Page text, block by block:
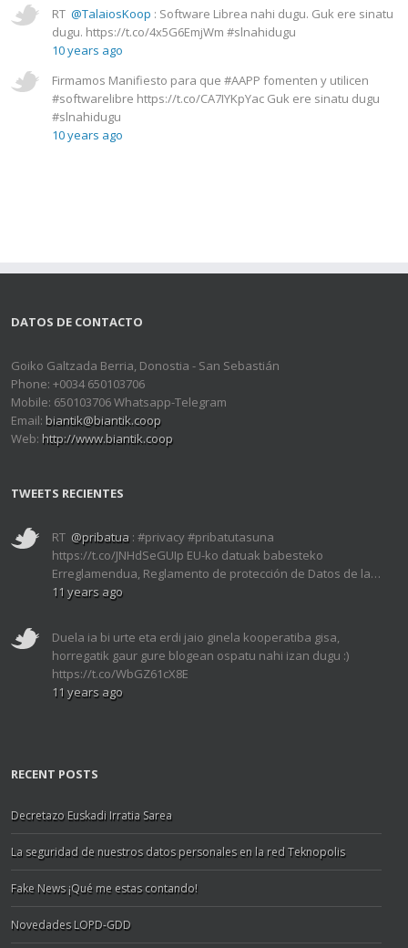
RT @TalaiosKoop : Software Librea nahi dugu. Guk ere sinatu
dugu. https://t.co/4x5G6EmjWm #slnahidugu
10 years ago
Firmamos Manifiesto para que #AAPP fomenten y utilicen
#softwarelibre https://t.co/CA7IYKpYac Guk ere sinatu dugu
#slnahidugu
10 years ago
DATOS DE CONTACTO
Goiko Galtzada Berria, Donostia - San Sebastián
Phone: +0034 650103706
Mobile: 650103706 Whatsapp-Telegram
Email: biantik@biantik.coop
Web: http://www.biantik.coop
TWEETS RECIENTES
RT @pribatua : #privacy #pribatutasuna
https://t.co/JNHdSeGUIp EU-ko datuak babesteko
Erreglamendua, Reglamento de protección de Datos de la…
11 years ago
Duela ia bi urte eta erdi jaio ginela kooperatiba gisa,
horregatik gaur gure blogean ospatu nahi izan dugu :)
https://t.co/WbGZ61cX8E
11 years ago
RECENT POSTS
Decretazo Euskadi Irratia Sarea
La seguridad de nuestros datos personales en la red Teknopolis
Fake News ¡Qué me estas contando!
Novedades LOPD-GDD